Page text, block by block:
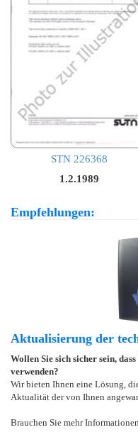
STN 226368
1.2.1989
Empfehlungen:
Aktualisierung der
Wollen Sie sich sicher sein,
verwenden?
Wir bieten Ihnen eine Lösung,
Aktualität der von Ihnen
Brauchen Sie mehr